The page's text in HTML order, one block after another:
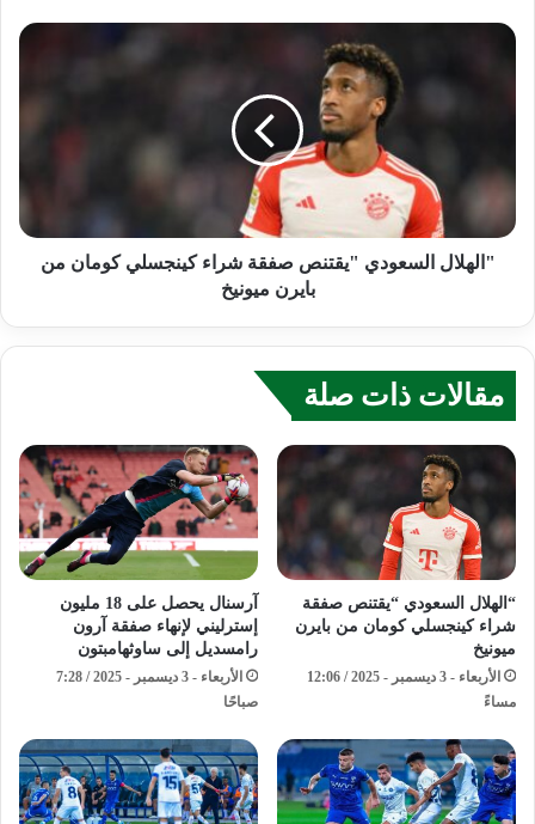
"الهلال السعودي "يقتنص صفقة شراء كينجسلي كومان من
بايرن ميونيخ
مقالات ذات صلة
“الهلال السعودي “يقتنص صفقة
شراء كينجسلي كومان من بايرن
ميونيخ
الأربعاء - 3 ديسمبر - 2025 / 12:06
مساءً
آرسنال يحصل على 18 مليون
إسترليني لإنهاء صفقة آرون
رامسديل إلى ساوثهامبتون
الأربعاء - 3 ديسمبر - 2025 / 7:28
صباحًا